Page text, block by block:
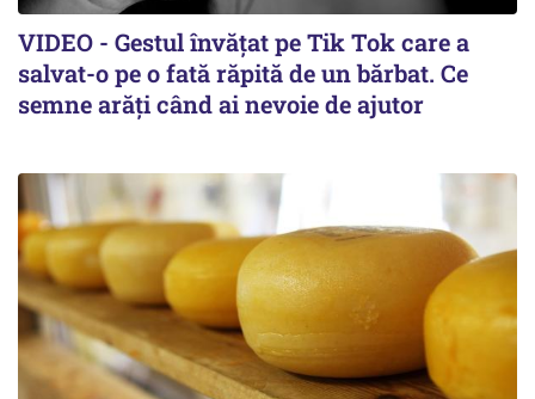
VIDEO - Gestul învățat pe Tik Tok care a
salvat-o pe o fată răpită de un bărbat. Ce
semne arăți când ai nevoie de ajutor